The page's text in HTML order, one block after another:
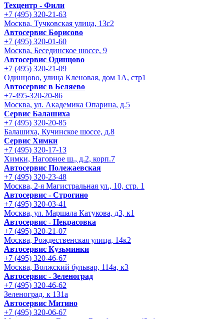
Техцентр - Фили
+7 (495) 320-21-63
Москва, Тучковская улица, 13с2
Автосервис Борисово
+7 (495) 320-01-60
Москва, Бесединское шоссе, 9
Автосервис Одинцово
+7 (495) 320-21-09
Одинцово, улица Кленовая, дом 1А, стр1
Автосервис в Беляево
+7-495-320-20-86
Москва, ул. Академика Опарина, д.5
Сервис Балашиха
+7 (495) 320-20-85
Балашиха, Кучинское шоссе, д.8
Сервис Химки
+7 (495) 320-17-13
Химки, Нагорное ш., д.2, корп.7
Автосервис Полежаевская
+7 (495) 320-23-48
Москва, 2-я Магистральная ул., 10, стр. 1
Автосервис - Строгино
+7 (495) 320-03-41
Москва, ул. Маршала Катукова, д3, к1
Автосервис - Некрасовка
+7 (495) 320-21-07
Москва, Рождественская улица, 14к2
Автосервис Кузьминки
+7 (495) 320-46-67
Москва, Волжский бульвар, 114а, к3
Автосервис - Зеленоград
+7 (495) 320-46-62
Зеленоград, к 131а
Автосервис Митино
+7 (495) 320-06-67